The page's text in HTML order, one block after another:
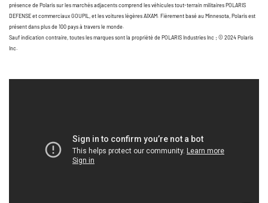
présence de Polaris sur les marchés adjacents comprend les véhicules tout-terrain militaires POLARIS
DEFENSE et commerciaux GOUPIL, et les voitures légères AIXAM. Fièrement basé au Minnesota, Polaris est
présent dans plus de 100 pays à travers le monde.
Sauf indication contraire, toutes les marques sont la propriété de POLARIS Industries Inc ; © 2024 Polaris
Inc.